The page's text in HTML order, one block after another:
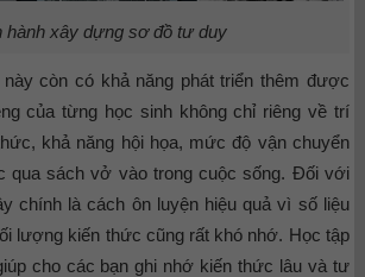
hành xây dựng sơ đồ tư duy
còn có khả năng phát triển thêm được
của từng học sinh không chỉ riêng về trí
khả năng hội họa, mức độ vận chuyển
qua sách vở vào trong cuộc sống. Đối với
chính là cách ôn luyện hiệu quả vì số liệu
lượng kiến thức cũng rất khó nhớ. Học tập
cho các bạn ghi nhớ kiến thức lâu và tư